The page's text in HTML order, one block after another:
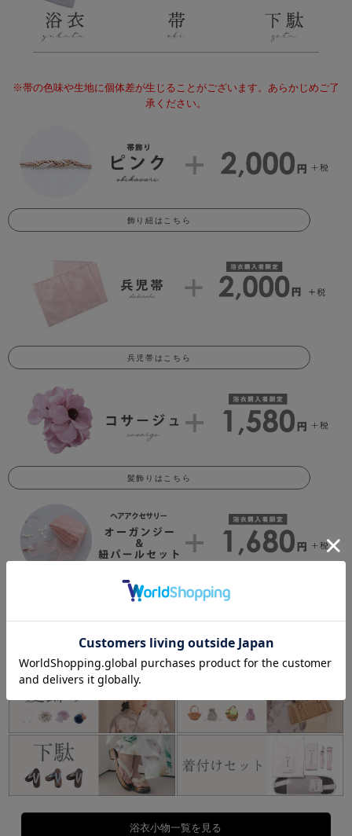
※帯の色味や生地に個体差が生じることがございます。あらかじめご了
承ください。
飾り紐はこちら
兵児帯はこちら
髪飾りはこちら